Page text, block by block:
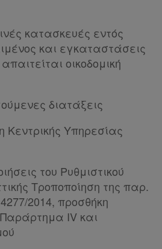
κατασκευές εντός
και εγκαταστάσεις
οικοδομική
διατάξεις
Κεντρικής Υπηρεσίας
του Ρυθμιστικού
Τροποποίηση της παρ.
2014, προσθήκη
IV και